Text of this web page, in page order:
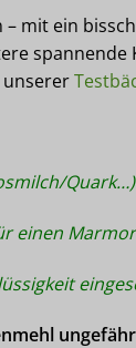
mit ein
spannende
Quark…)
einen